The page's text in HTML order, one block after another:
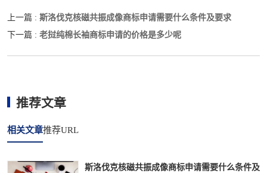
上一篇 : 斯洛伐克核磁共振成像商标申请需要什么条件及要求
下一篇 : 老挝纯棉长袖商标申请的价格是多少呢
推荐文章
相关文章推荐URL
斯洛伐克核磁共振成像商标申请需要什么条件及